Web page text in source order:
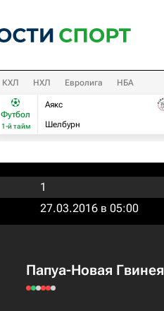
КХЛ НХЛ Евролига НБА
Футбол
1-й тайм
Аякс
Шелбурн
1
27.03.2016 в 05:00
Папуа-Новая Гвинея